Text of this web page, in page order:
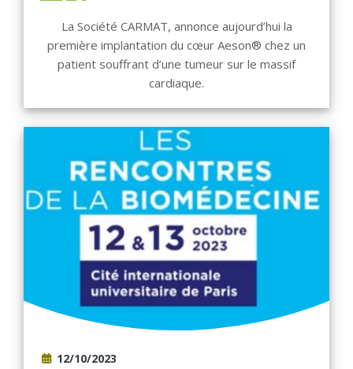
La Société CARMAT, annonce aujourd’hui la
première implantation du cœur Aeson® chez un
patient souffrant d’une tumeur sur le massif
cardiaque.
12/10/2023